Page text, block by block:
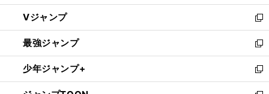
ウ
ィ
ン
ド
ウ
で
開
し
い
ウ
ィ
ン
ド
ウ
Vジャンプ
新
し
い
ウ
ィ
ン
最強ジャンプ
新
し
い
ウ
少年ジャンプ+
新
し